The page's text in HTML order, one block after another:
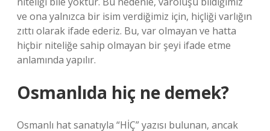
ve ona yalnızca bir isim verdiğimiz için, hiçliği varlığın
zıttı olarak ifade ederiz. Bu, var olmayan ve hatta
hiçbir niteliğe sahip olmayan bir şeyi ifade etme
anlamında yapılır.
Osmanlıda hiç ne demek?
Osmanlı hat sanatıyla “HİÇ” yazısı bulunan, ancak